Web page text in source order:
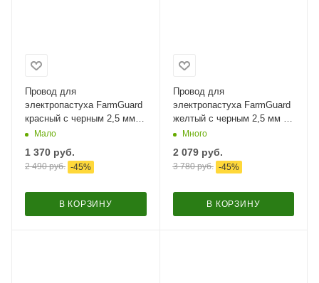
Провод для
электропастуха FarmGuard
красный с черным 2,5 мм /
500 м / 3х0,16 мм
Мало
1 370 руб.
2 490руб. -45%
В КОРЗИНУ
Провод для
электропастуха FarmGuard
желтый с черным 2,5 мм /
500 м / 6х0,2 мм SS
Много
2 079руб.
3 780руб. -45%
В КОРЗИНУ